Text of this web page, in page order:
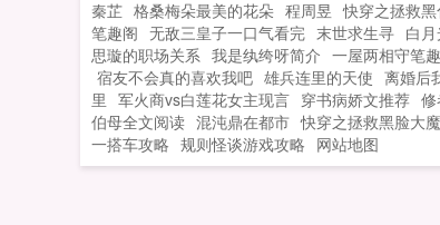
秦芷 格桑梅朵最美的花朵 程周昱 快穿之拯救
笔趣阁 无敌三皇子一口气看完 末世求生寻 白
思璇的职场关系 我是纨绔呀简介 一屋两相守笔
宿友不会真的喜欢我吧 雄兵连里的天使 离婚后
里 军火商vs白莲花女主现言 穿书病娇文推荐
伯母全文阅读 混沌鼎在都市 快穿之拯救黑脸大
一搭车攻略 规则怪谈游戏攻略 网站地图